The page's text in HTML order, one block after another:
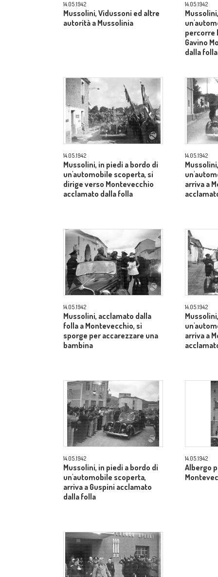
14.05.1942
Mussolini, Vidussoni ed altre
autorità a Mussolinia
14.05.1942
percorre
Gavino
dalla folla
14.05.1942
Mussolini, in piedi a bordo di
un'automobile scoperta, si
dirige verso Montevecchio
acclamato dalla folla
14.05.1942
arriva a
14.05.1942
Mussolini, acclamato dalla
folla a Montevecchio, si
sporge per accarezzare una
bambina
14.05.1942
arriva a
14.05.1942
Mussolini, in piedi a bordo di
un'automobile scoperta,
arriva a Guspini acclamato
dalla folla
14.05.1942
Albergo